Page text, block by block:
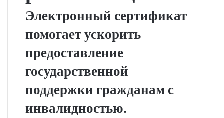
Электронный сертификат
помогает ускорить
предоставление
государственной
поддержки гражданам с
инвалидностью.